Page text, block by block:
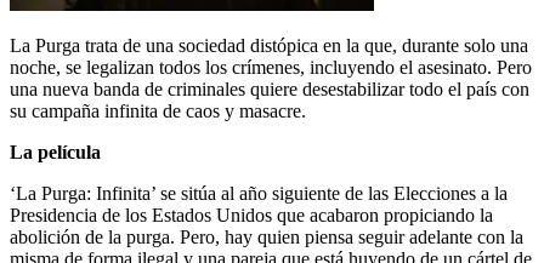
La Purga trata de una sociedad distópica en la que, durante solo una
noche, se legalizan todos los crímenes, incluyendo el asesinato. Pero
una nueva banda de criminales quiere desestabilizar todo el país con
su campaña infinita de caos y masacre.
La película
‘La Purga: Infinita’ se sitúa al año siguiente de las Elecciones a la
Presidencia de los Estados Unidos que acabaron propiciando la
abolición de la purga. Pero, hay quien piensa seguir adelante con la
misma de forma ilegal y una pareja que está huyendo de un cártel de